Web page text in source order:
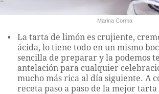
Marina Corma
La tarta de limón es crujiente,
ácida, lo tiene todo en un mismo
sencilla de preparar y la podemos
antelación para cualquier
mucho más rica al día siguiente. A
receta paso a paso de la mejor